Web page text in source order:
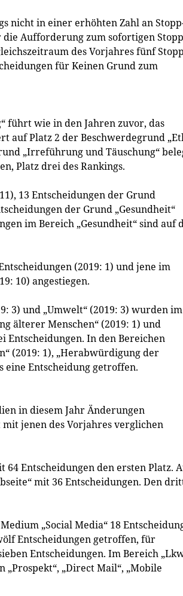
nicht in einer erhöhten Zahl an
Aufforderung zum sofortigen Stopp
des Vorjahres fünf
für Keinen Grund zum
führt wie in den Jahren zuvor, das
auf Platz 2 der Beschwerdegrund
„Irreführung und Täuschung“
Platz drei des Rankings.
13 Entscheidungen der Grund
der Grund „Gesundheit“
im Bereich „Gesundheit“ sind auf
(2019: 1) und jene im
10) angestiegen.
3) und „Umwelt“ (2019: 3) wurden im
älterer Menschen“ (2019: 1) und
Entscheidungen. In den Bereichen
(2019: 1), „Herabwürdigung der
eine Entscheidung getroffen.
in diesem Jahr Änderungen
jenen des Vorjahres verglichen
Entscheidungen den ersten Platz.
mit 36 Entscheidungen. Den
„Social Media“ 18
Entscheidungen getroffen, für
Entscheidungen. Im Bereich
„Direct Mail“, „Mobile